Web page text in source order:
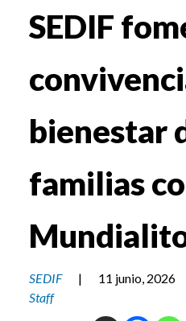
SEDIF
bienestar
familias
SEDIF |
11 junio, 2026
Staff